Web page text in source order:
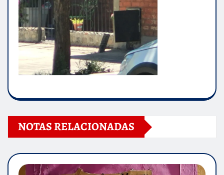
NOTAS RELACIONADAS